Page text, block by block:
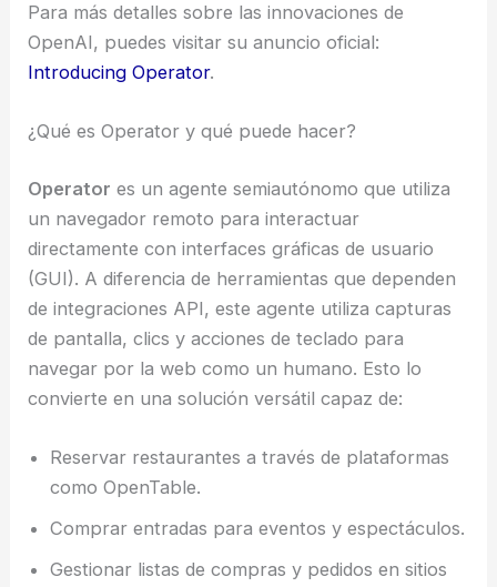
Para más detalles sobre las innovaciones de
OpenAI, puedes visitar su anuncio oficial:
Introducing Operator.
¿Qué es Operator y qué puede hacer?
Operator es un agente semiautónomo que utiliza
un navegador remoto para interactuar
directamente con interfaces gráficas de usuario
(GUI). A diferencia de herramientas que dependen
de integraciones API, este agente utiliza capturas
de pantalla, clics y acciones de teclado para
navegar por la web como un humano. Esto lo
convierte en una solución versátil capaz de:
Reservar restaurantes a través de plataformas
como OpenTable.
Comprar entradas para eventos y espectáculos.
Gestionar listas de compras y pedidos en sitios